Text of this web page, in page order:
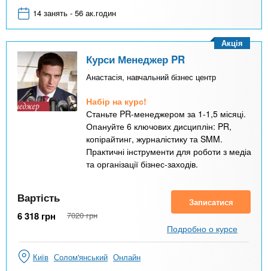
14 занять - 56 ак.годин
Курси Менеджер PR
Анастасія, навчальний бізнес центр
Набір на курс!
Станьте PR-менеджером за 1-1,5 місяці.
Опануйте 6 ключових дисциплін: PR,
копірайтинг, журналістику та SMM.
Практичні інструменти для роботи з медіа
та організації бізнес-заходів.
Акція
Вартість
6 318 грн 7020 грн
Записатися
Подробно о курсе
Київ Солом'янський Онлайн